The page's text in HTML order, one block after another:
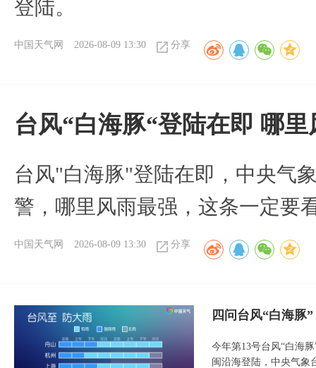
登陆。
中国天气网 2026-08-09 13:30 分享
台风“白海豚“登陆在即 哪
台风"白海豚"登陆在即，中央气
警，哪里风雨最强，这条一定要
中国天气网 2026-08-09 13:30 分享
四问台风“白海豚
今年第13号台风“白海
闽沿海登陆，中央气象